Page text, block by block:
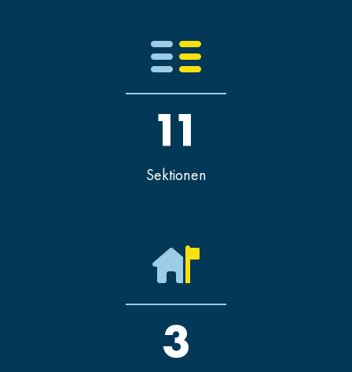
Sektionen
11
3